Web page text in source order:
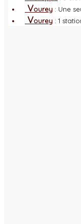
Vourey : Une
Vourey : 1